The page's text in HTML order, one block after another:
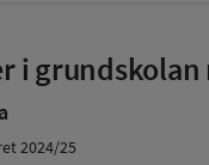
i
2024/25